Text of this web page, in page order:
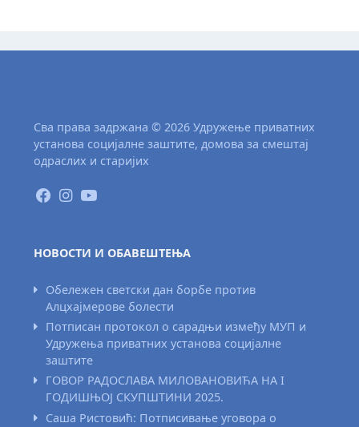
Сва права задржана © 2026 Удружење приватних
установа социјалне заштите, домова за смештај
одраслих и старијих
НОВОСТИ И ОБАВЕШТЕЊА
Обележен светски дан борбе против
Алцхајмерове болести
Потписан протокол о сарадњи између МУП и
Удружења приватних установа социјалне
заштите
ГОВОР РАДОСЛАВА МИЛОВАНОВИЋА НА I
ГОДИШЊОЈ СКУПШТИНИ 2025.
Саша Ристовић: Потписивање уговора о